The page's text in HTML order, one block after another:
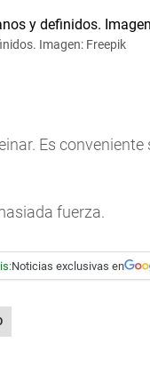
Imagen: Freepik
Es conveniente
fuerza.
Noticias exclusivas en